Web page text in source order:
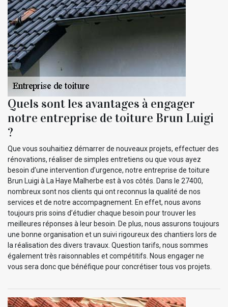
Quels sont les avantages à engager
notre entreprise de toiture Brun Luigi
?
Que vous souhaitiez démarrer de nouveaux projets, effectuer des
rénovations, réaliser de simples entretiens ou que vous ayez
besoin d’une intervention d’urgence, notre entreprise de toiture
Brun Luigi à La Haye Malherbe est à vos côtés. Dans le 27400,
nombreux sont nos clients qui ont reconnus la qualité de nos
services et de notre accompagnement. En effet, nous avons
toujours pris soins d’étudier chaque besoin pour trouver les
meilleures réponses à leur besoin. De plus, nous assurons toujours
une bonne organisation et un suivi rigoureux des chantiers lors de
la réalisation des divers travaux. Question tarifs, nous sommes
également très raisonnables et compétitifs. Nous engager ne
vous sera donc que bénéfique pour concrétiser tous vos projets.